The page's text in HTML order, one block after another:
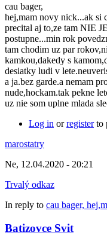
cau bager,
hej,mam novy nick...ak si
precital aj to,ze tam NIE
postupne...min rok
tam chodim uz par
kamkou,dakedy s
desiatky ludi v
a ja.bez garde.a nemam
nude,hockam.tak pekne
uz nie som uplne mlada
Log in orregisterto
marostatry
Ne, 12.04.2020 - 20:21
Trvalý odkaz
In reply to cau bager,
Batizovce Svit